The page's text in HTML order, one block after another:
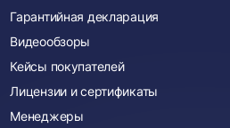
Гарантийная декларация
Видеообзоры
Кейсы покупателей
Лицензии и сертификаты
Менеджеры